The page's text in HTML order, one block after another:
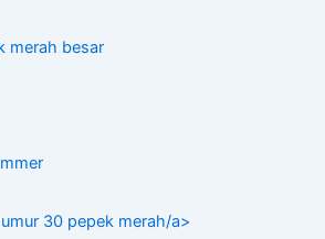
merah besar
30 pepek merah/a>